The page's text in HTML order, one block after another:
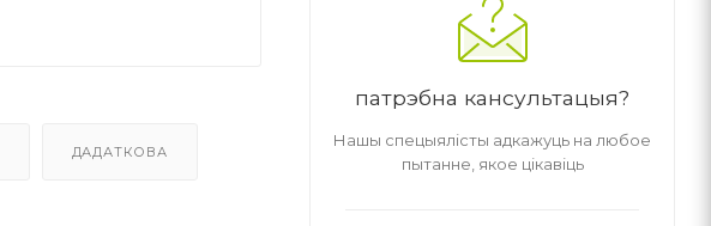
ДАДАТКОВА
патрэбна кансультацыя?
Нашы спецыялісты адкажуць на любое
пытанне, якое цікавіць